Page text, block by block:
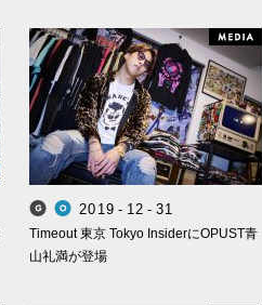
Media
Smappa! Group
OPUST
20 19 - 12 - 31
Timeout 東京 Tokyo InsiderにOPUST青
山礼満が登場